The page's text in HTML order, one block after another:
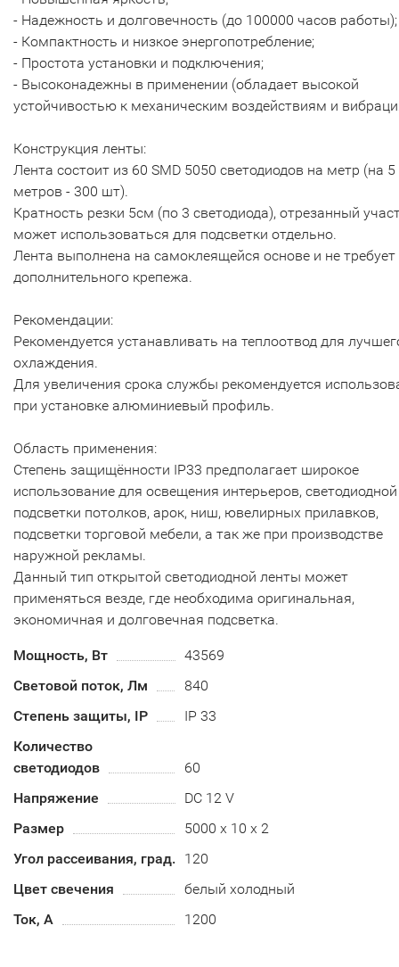
- Надежность и долговечность (до 100000 часов работы);
- Компактность и низкое энергопотребление;
- Простота установки и подключения;
- Высоконадежны в применении (обладает высокой
устойчивостью к механическим воздействиям и
Конструкция ленты:
Лента состоит из 60 SMD 5050 светодиодов на метр (на 5
метров - 300 шт).
Кратность резки 5см (по 3 светодиода), отрезанный
может использоваться для подсветки отдельно.
Лента выполнена на самоклеящейся основе и не требует
дополнительного крепежа.
Рекомендации:
Рекомендуется устанавливать на теплоотвод для
охлаждения.
Для увеличения срока службы рекомендуется
при установке алюминиевый профиль.
Область применения:
Степень защищённости IP33 предполагает широкое
использование для освещения интерьеров, светодиодной
подсветки потолков, арок, ниш, ювелирных прилавков,
подсветки торговой мебели, а так же при производстве
наружной рекламы.
Данный тип открытой светодиодной ленты может
применяться везде, где необходима оригинальная,
экономичная и долговечная подсветка.
Мощность, Вт
43569
Световой поток, Лм
840
Степень защиты, IP
IP 33
Количество
светодиодов
60
Напряжение
DC 12 V
Размер
5000 х 10 х 2
Угол рассеивания, град. 120
Цвет свечения
белый холодный
Ток, А
1200